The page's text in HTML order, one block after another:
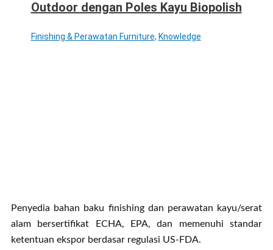
Outdoor dengan Poles Kayu Biopolish
Finishing & Perawatan Furniture, Knowledge
Penyedia bahan baku finishing dan perawatan kayu/serat
alam bersertifikat ECHA, EPA, dan memenuhi standar
ketentuan ekspor berdasar regulasi US-FDA.